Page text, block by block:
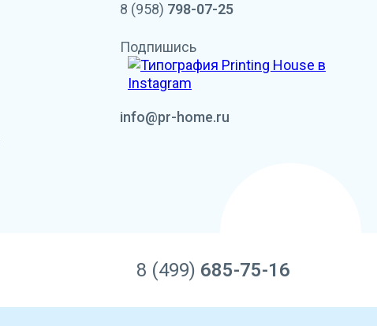
8 (958) 798-07-25
Подпишись
info@pr-home.ru
8 (499) 685-75-16